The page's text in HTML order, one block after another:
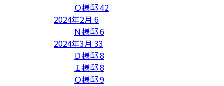
Ｏ様邸42
2024年2月 6
Ｎ様邸6
2024年3月 33
Ｄ様邸8
Ｉ様邸8
Ｏ様邸9